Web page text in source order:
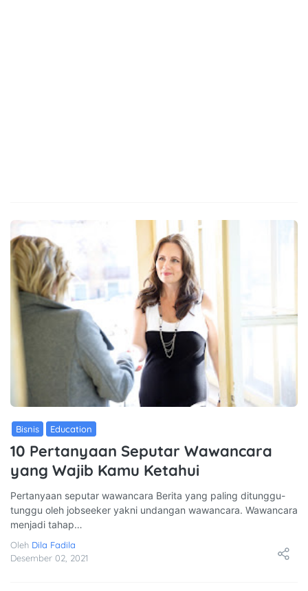
Bisnis Education
10 Pertanyaan Seputar Wawancara
yang Wajib Kamu Ketahui
Pertanyaan seputar wawancara Berita yang paling ditunggu-
tunggu oleh jobseeker yakni undangan wawancara. Wawancara
menjadi tahap…
Oleh Dila Fadila
Desember 02, 2021